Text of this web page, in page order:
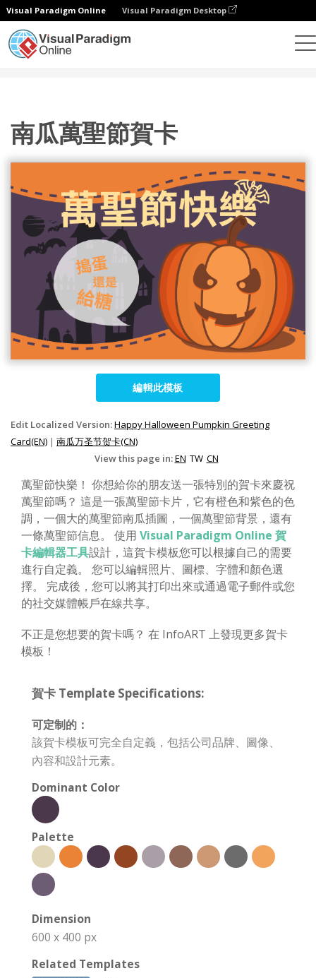
Visual Paradigm Online Visual Paradigm Desktop
南瓜萬聖節賀卡
編輯此模板
Edit Localized Version:Happy Halloween Pumpkin Greeting
Card(EN) | 南瓜万圣节贺卡(CN)
View this page in:EN TW CN
萬聖節快樂！ 你想給你的朋友送一張特別的賀卡來慶祝
萬聖節嗎？ 這是一張萬聖節卡片，它有橙色和紫色的色
調，一個大的萬聖節南瓜插圖，一個萬聖節背景，還有
一條萬聖節信息。 使用 Visual Paradigm Online 賀
卡編輯器工具設計，這賀卡模板您可以根據自己的需要
進行自定義。 您可以編輯照片、圖標、字體和顏色選
擇。 完成後，您可以將其打印出來或通過電子郵件或您
的社交媒體帳戶在線共享。
不正是您想要的賀卡嗎？ 在 InfoART 上發現更多賀卡
模板！
賀卡 Template Specifications:
可定制的：
該賀卡模板可完全自定義，包括公司品牌、圖像、
內容和設計元素。
Dominant Color
Palette
Dimension
600 x 400 px
Related Templates